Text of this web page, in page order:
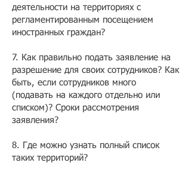
деятельности на территориях с
регламентированным посещением
иностранных граждан?
7. Как правильно подать заявление на
разрешение для своих сотрудников? Как
быть, если сотрудников много
(подавать на каждого отдельно или
списком)? Сроки рассмотрения
заявления?
8. Где можно узнать полный список
таких территорий?